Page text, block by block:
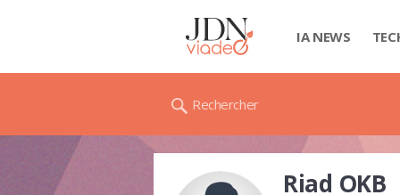
IA NEWS
Rechercher
Riad OKB